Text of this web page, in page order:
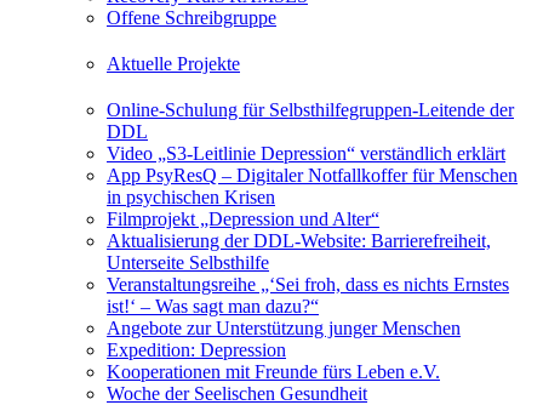
Offene Schreibgruppe
Aktuelle Projekte
Online-Schulung für Selbsthilfegruppen-Leitende der
DDL
Video „S3-Leitlinie Depression“ verständlich erklärt
App PsyResQ – Digitaler Notfallkoffer für Menschen
in psychischen Krisen
Filmprojekt „Depression und Alter“
Aktualisierung der DDL-Website: Barrierefreiheit,
Unterseite Selbsthilfe
Veranstaltungsreihe „‘Sei froh, dass es nichts Ernstes
ist!‘ – Was sagt man dazu?“
Angebote zur Unterstützung junger Menschen
Expedition: Depression
Kooperationen mit Freunde fürs Leben e.V.
Woche der Seelischen Gesundheit